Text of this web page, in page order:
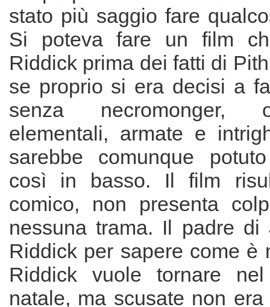
stato più saggio fare
Si poteva fare un film
Riddick prima dei fatti di
se proprio si era decisi a
senza necromonger,
elementali, armate e
sarebbe comunque
così in basso. Il film
comico, non presenta
nessuna trama. Il padre di
Riddick per sapere come è
Riddick vuole tornare
natale, ma scusate non